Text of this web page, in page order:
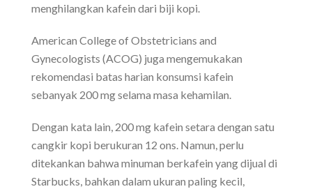
menghilangkan kafein dari biji kopi.
American College of Obstetricians and
Gynecologists (ACOG) juga mengemukakan
rekomendasi batas harian konsumsi kafein
sebanyak 200 mg selama masa kehamilan.
Dengan kata lain, 200 mg kafein setara dengan satu
cangkir kopi berukuran 12 ons. Namun, perlu
ditekankan bahwa minuman berkafein yang dijual di
Starbucks, bahkan dalam ukuran paling kecil,